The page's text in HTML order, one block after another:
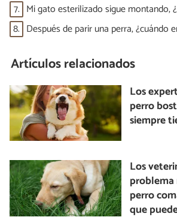
7. Mi gato esterilizado sigue montando,
8. Después de parir una perra, ¿cuándo
Artículos relacionados
Los
perro
siempre
Los
problema
perro
que